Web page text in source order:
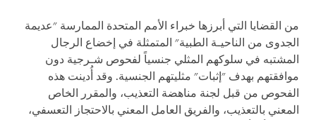
من القضايا التي أبرزها خبراء الأمم المتحدة الممارسة "عديمة
الجدوى من الناحيـة الطبية" المتمثلة في إخضاع الرجال
المشتبه في سلوكهم المثلي جنسياً لفحوص شـرجية دون
موافقتهم بهدف "إثبات" مثليتهم الجنسية. وقد أُدينت هذه
الفحوص من قبل لجنة مناهضة التعذيب، والمقرر الخاص
المعني بالتعذيب، والفريق العامل المعني بالاحتجاز التعسفي،